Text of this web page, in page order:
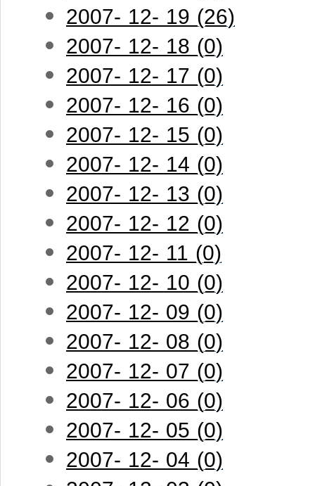
2007- 12- 19 (26)
2007- 12- 18 (0)
2007- 12- 17 (0)
2007- 12- 16 (0)
2007- 12- 15 (0)
2007- 12- 14 (0)
2007- 12- 13 (0)
2007- 12- 12 (0)
2007- 12- 11 (0)
2007- 12- 10 (0)
2007- 12- 09 (0)
2007- 12- 08 (0)
2007- 12- 07 (0)
2007- 12- 06 (0)
2007- 12- 05 (0)
2007- 12- 04 (0)